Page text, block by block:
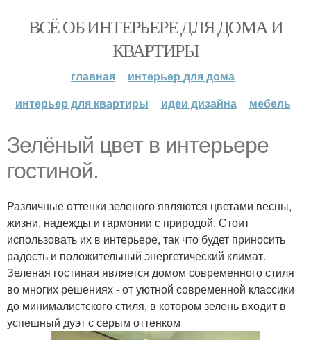
ВСЁ ОБ ИНТЕРЬЕРЕ ДЛЯ ДОМА И
КВАРТИРЫ
главная
интерьер для дома
интерьер для квартиры
идеи дизайна мебель
Зелёный цвет в интерьере
гостиной.
Различные оттенки зеленого являются цветами весны,
жизни, надежды и гармонии с природой. Стоит
использовать их в интерьере, так что будет приносить
радость и положительный энергетический климат.
Зеленая гостиная является домом современного стиля
во многих решениях - от уютной современной классики
до минималистского стиля, в котором зелень входит в
успешный дуэт с серым оттенком